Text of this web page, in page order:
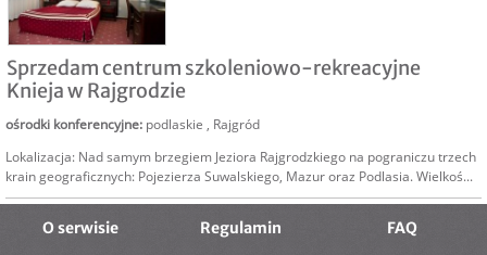
Sprzedam centrum szkoleniowo-rekreacyjne
Knieja w Rajgrodzie
ośrodki konferencyjne: podlaskie , Rajgród
Lokalizacja: Nad samym brzegiem Jeziora Rajgrodzkiego na pograniczu trzech
krain geograficznych: Pojezierza Suwalskiego, Mazur oraz Podlasia. Wielkoś...
O serwisie Regulamin FAQ